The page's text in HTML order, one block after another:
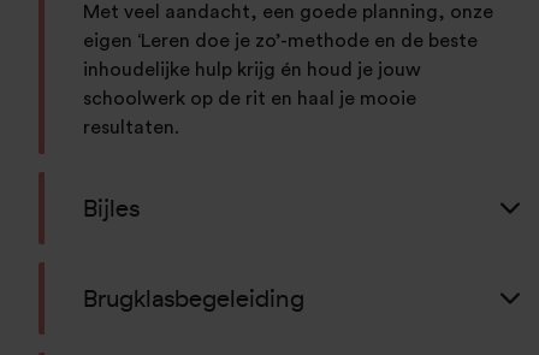
Met veel aandacht, een goede planning, onze
eigen ‘Leren doe je zo’-methode en de beste
inhoudelijke hulp krijg én houd je jouw
schoolwerk op de rit en haal je mooie
resultaten.
Bijles
Brugklasbegeleiding